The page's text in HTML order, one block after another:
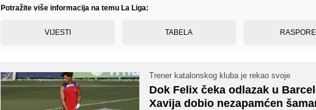
Potražite više informacija na temu La Liga:
VIJESTI TABELA
Trener katalonskog kluba je rekao svoje
Dok Felix čeka odlazak u
Xavija dobio nezapamćen